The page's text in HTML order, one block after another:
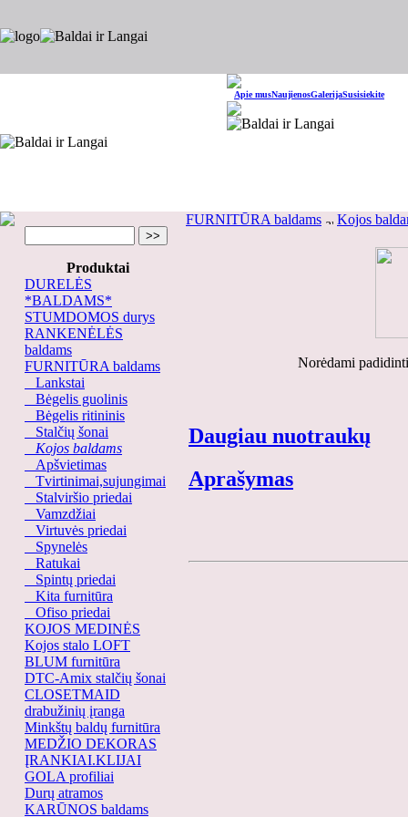
Apie musNaujienosGalerijaSusisiekite
Produktai
DURELĖS
*BALDAMS*
STUMDOMOS durys
RANKENĖLĖS
baldams
FURNITŪRA baldams
Lankstai
Bėgelis guolinis
Bėgelis ritininis
Stalčių šonai
Kojos baldams
Apšvietimas
Tvirtinimai,sujungimai
Stalviršio priedai
Vamzdžiai
Virtuvės priedai
Spynelės
Ratukai
Spintų priedai
Kita furnitūra
Ofiso priedai
KOJOS MEDINĖS
Kojos stalo LOFT
BLUM furnitūra
DTC-Amix stalčių šonai
CLOSETMAID
drabužinių įranga
Minkštų baldų furnitūra
MEDŽIO DEKORAS
ĮRANKIAI.KLIJAI
GOLA profiliai
Durų atramos
KARŪNOS baldams
FURNITŪRA baldams Kojos
Norėdami
Daugiau nuotraukų
Aprašymas